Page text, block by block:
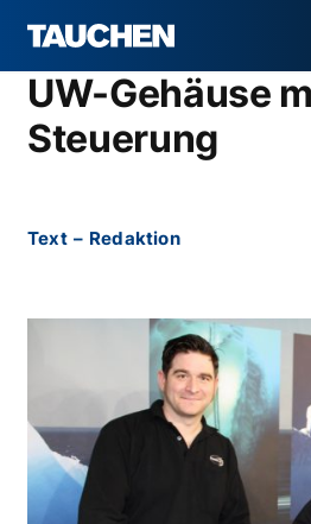
UW-Gehäuse
Steuerung
Text – Redaktion